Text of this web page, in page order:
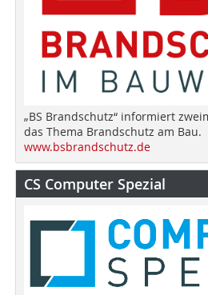
„BS Brandschutz“ informiert
das Thema Brandschutz am Bau.
www.bsbrandschutz.de
CS Computer Spezial